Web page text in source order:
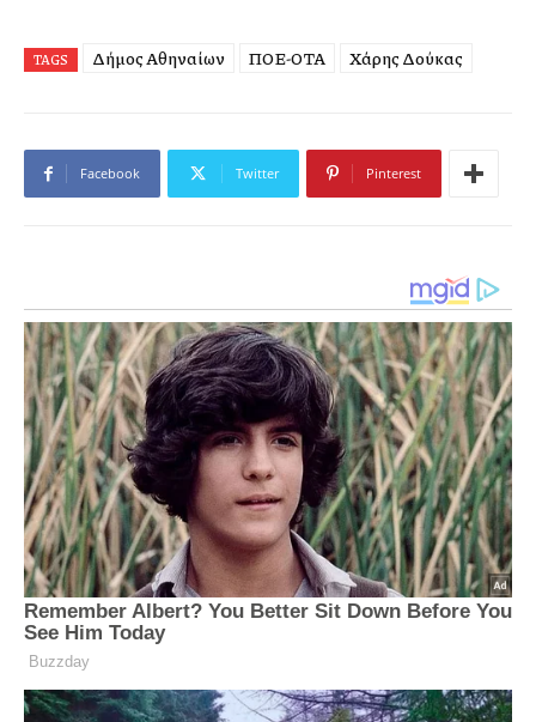
TAGS Δήμος Αθηναίων ΠΟΕ-ΟΤΑ Χάρης Δούκας
Facebook Twitter Pinterest